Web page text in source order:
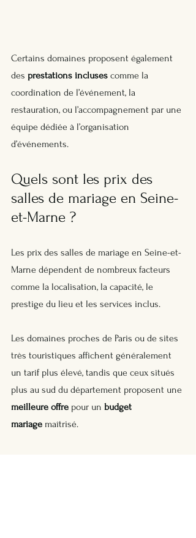
Certains domaines proposent également
des prestations incluses comme la
coordination de l’événement, la
restauration, ou l’accompagnement par une
équipe dédiée à l’organisation
d’événements.
Quels sont les prix des
salles de mariage en Seine-
et-Marne ?
Les prix des salles de mariage en Seine-et-
Marne dépendent de nombreux facteurs
comme la localisation, la capacité, le
prestige du lieu et les services inclus.
Les domaines proches de Paris ou de sites
très touristiques affichent généralement
un tarif plus élevé, tandis que ceux situés
plus au sud du département proposent une
meilleure offre pour un budget
mariage maîtrisé.